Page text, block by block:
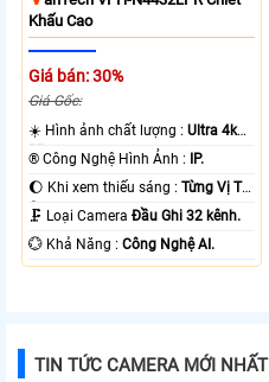
Khấu Cao
Giá bán: 30%
Giá Gốc:
☀️ Hình ảnh chất lượng :Ultra 4k
👍🏾 .
®️ Công Nghệ Hình Ảnh : IP.
🌔 Khi xem thiếu sáng :Từng Vị Trí
Camera .
🗜️ Loại CameraĐầu Ghi 32 kênh.
️💮 Khả Năng :Công Nghệ AI.
TIN TỨC CAMERA MỚI NHẤT